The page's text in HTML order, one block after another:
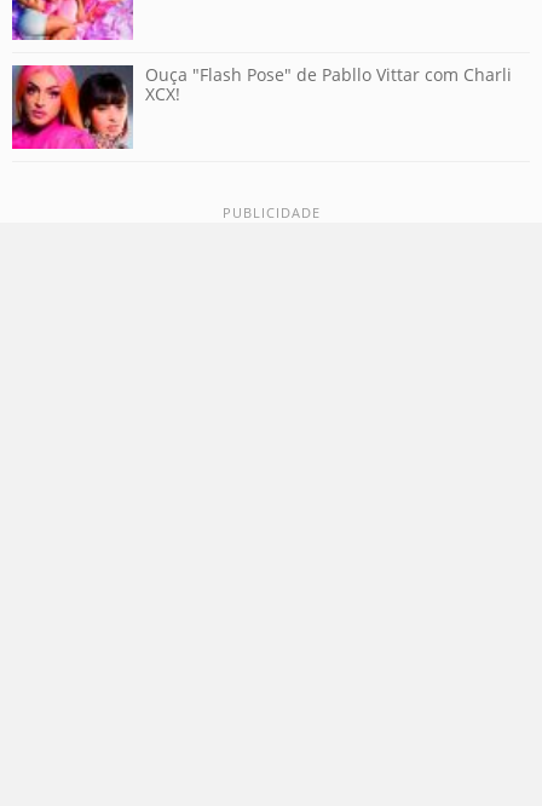
Ouça "Flash Pose" de Pabllo Vittar com Charli
XCX!